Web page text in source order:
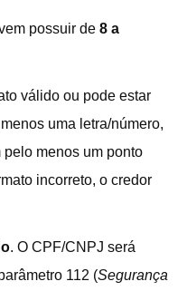
possuir de 8 a
válido ou pode estar
uma letra/número,
pelo menos um ponto
incorreto, o credor
. O CPF/CNPJ será
112 (Segurança